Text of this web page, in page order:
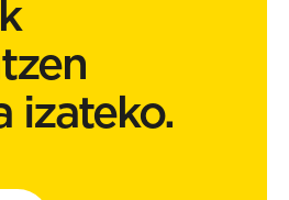
izateko.